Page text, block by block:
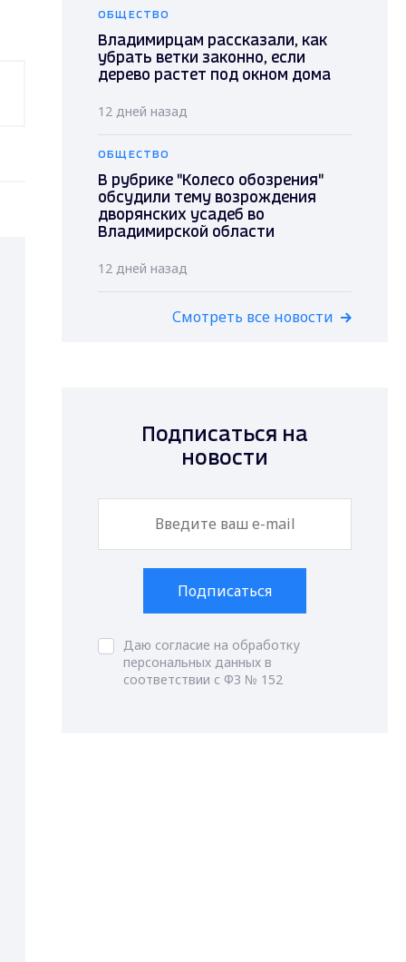
ОБЩЕСТВО
Владимирцам рассказали, как
убрать ветки законно, если
дерево растет под окном дома
12 дней назад
ОБЩЕСТВО
В рубрике "Колесо обозрения"
обсудили тему возрождения
дворянских усадеб во
Владимирской области
12 дней назад
Смотреть все новости
Подписаться на
новости
Подписаться
Даю согласие на обработку
персональных данных в
соответствии с ФЗ № 152